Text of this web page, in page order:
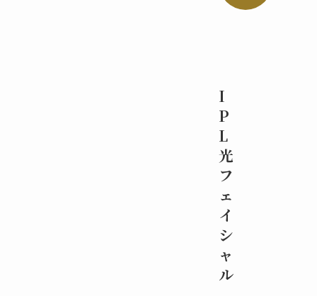
I
P
L
光
フ
ェ
イ
シ
ャ
ル